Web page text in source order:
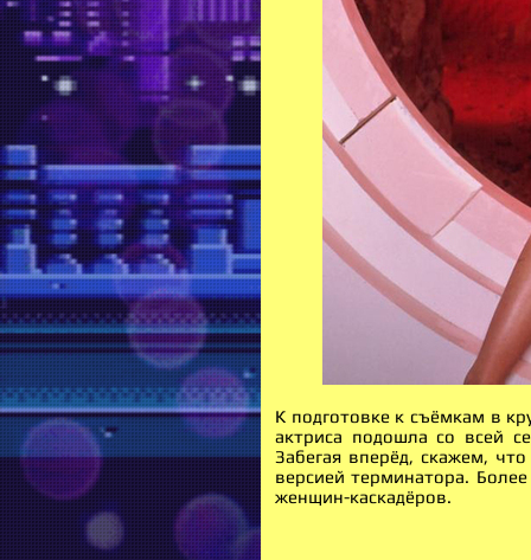
К подготовке к съёмкам в
актриса подошла со всей
Забегая вперёд, скажем,
версией терминатора.
женщин-каскадёров.